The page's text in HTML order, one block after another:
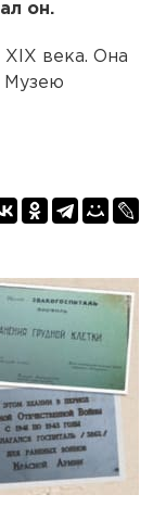
он.
века. Она
Музею